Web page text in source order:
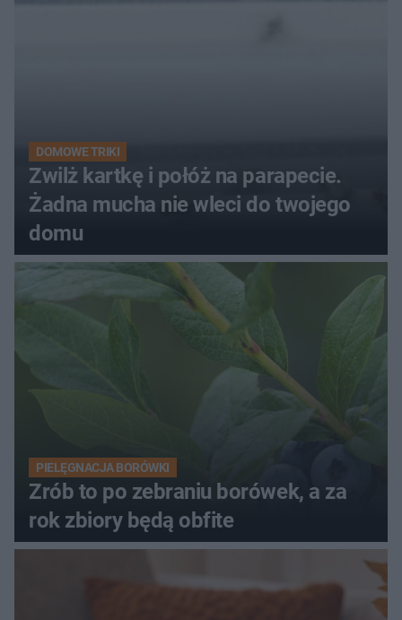
DOMOWE TRIKI
Zwilż kartkę i połóż na parapecie.
Żadna mucha nie wleci do twojego
domu
PIELĘGNACJA BORÓWKI
Zrób to po zebraniu borówek, a za
rok zbiory będą obfite